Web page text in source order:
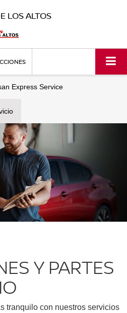
LOS ALTOS
Express Service
Y PARTES
tranquilo con nuestros servicios